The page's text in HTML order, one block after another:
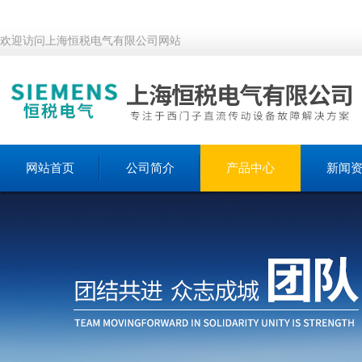
欢迎访问上海恒税电气有限公司网站
网站首页 公司简介 产品中心 新闻